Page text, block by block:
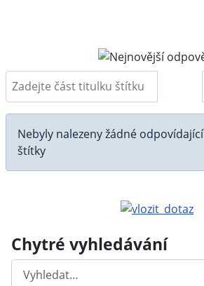
Zadejte část titulku štítku
Informace
Nebyly nalezeny žádné odpovídající
štítky
Chytré vyhledávání
Hledat